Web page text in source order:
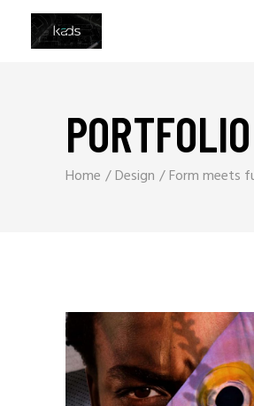
PORTFOLIO
Home Design Form meets